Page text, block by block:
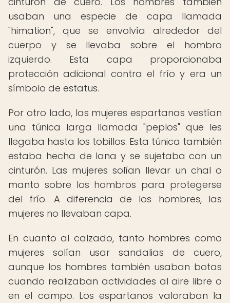
usaban una especie de capa llamada
"himation", que se envolvía alrededor del
cuerpo y se llevaba sobre el hombro
izquierdo. Esta capa proporcionaba
protección adicional contra el frío y era un
símbolo de estatus.
Por otro lado, las mujeres espartanas vestían
una túnica larga llamada "peplos" que les
llegaba hasta los tobillos. Esta túnica también
estaba hecha de lana y se sujetaba con un
cinturón. Las mujeres solían llevar un chal o
manto sobre los hombros para protegerse
del frío. A diferencia de los hombres, las
mujeres no llevaban capa.
En cuanto al calzado, tanto hombres como
mujeres solían usar sandalias de cuero,
aunque los hombres también usaban botas
cuando realizaban actividades al aire libre o
en el campo. Los espartanos valoraban la